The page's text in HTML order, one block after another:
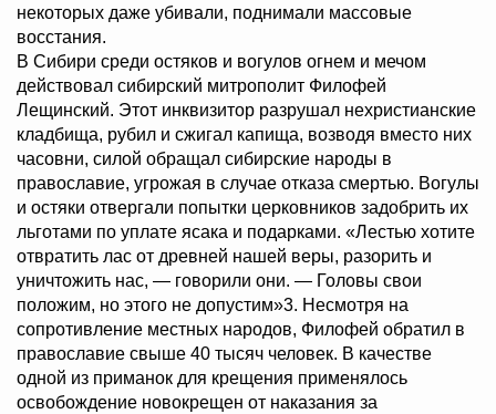
некоторых даже убивали, поднимали массовые
восстания.
В Сибири среди остяков и вогулов огнем и мечом
действовал сибирский митрополит Филофей
Лещинский. Этот инквизитор разрушал нехристианские
кладбища, рубил и сжигал капища, возводя вместо них
часовни, силой обращал сибирские народы в
православие, угрожая в случае отказа смертью. Вогулы
и остяки отвергали попытки церковников задобрить их
льготами по уплате ясака и подарками. «Лестью хотите
отвратить лас от древней нашей веры, разорить и
уничтожить нас, — говорили они. — Головы свои
положим, но этого не допустим»3. Несмотря на
сопротивление местных народов, Филофей обратил в
православие свыше 40 тысяч человек. В качестве
одной из приманок для крещения применялось
освобождение новокрещен от наказания за